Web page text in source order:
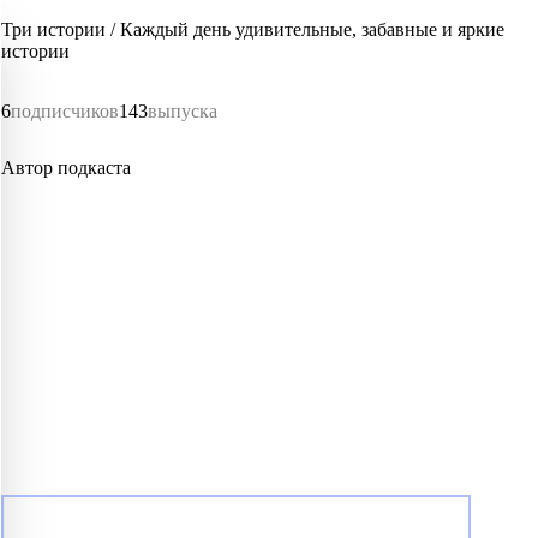
Три истории / Каждый день удивительные, забавные и яркие
истории
6подписчиков143выпуска
Автор подкаста